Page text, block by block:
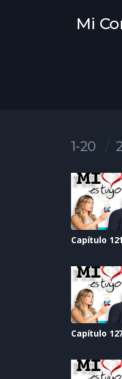
Mi
1-20
Capítulo 121
Capítulo